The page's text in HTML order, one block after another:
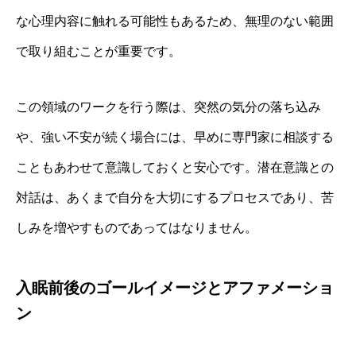
な心理内容に触れる可能性もあるため、無理のない範囲
で取り組むことが重要です。
この領域のワークを行う際は、突然の気分の落ち込み
や、強い不安が続く場合には、早めに専門家に相談する
こともあわせて意識しておくと安心です。潜在意識との
対話は、あくまで自分を大切にするプロセスであり、苦
しみを増やすものであってはなりません。
入眠前後のゴールイメージとアファメーショ
ン